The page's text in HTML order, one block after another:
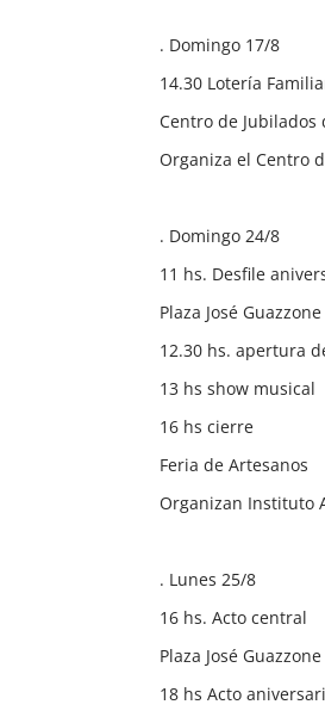
. Domingo 17/8
14.30 Lotería
Centro de Jubilados
Organiza el Centro
. Domingo 24/8
11 hs. Desfile
Plaza José Guazzone
12.30 hs. apertura
13 hs show musical
16 hs cierre
Feria de Artesanos
Organizan Instituto
. Lunes 25/8
16 hs. Acto central
Plaza José Guazzone
18 hs Acto